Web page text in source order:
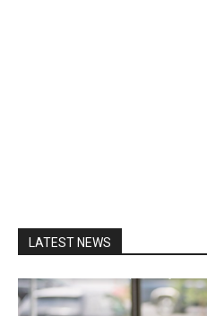
LATEST NEWS